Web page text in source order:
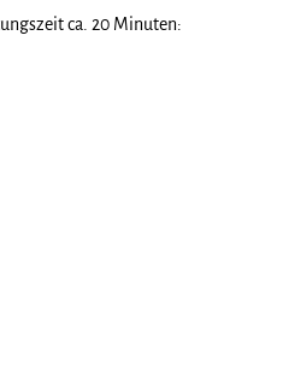
ca. 20 Minuten: